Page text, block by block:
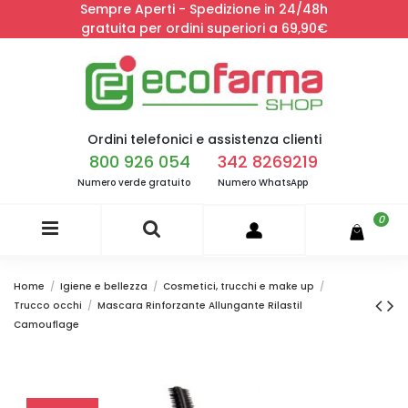
Sempre Aperti - Spedizione in 24/48h
gratuita per ordini superiori a 69,90€
Ordini telefonici e assistenza clienti
800 926 054
Numero verde gratuito
342 8269219
Numero WhatsApp
0
Home Igiene e bellezza
Cosmetici, trucchi e make up
Trucco occhi
Mascara Rinforzante Allungante Rilastil
Camouflage